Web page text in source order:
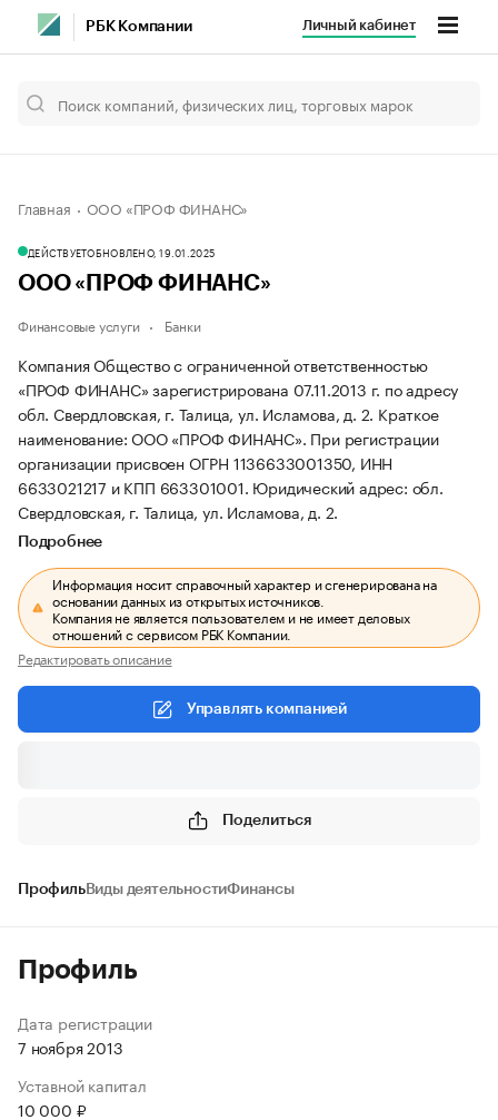
РБК Компании Личный кабинет
Главная ООО «ПРОФ ФИНАНС»
ДЕЙСТВУЕТОБНОВЛЕНО, 19.01.2025
ООО «ПРОФ ФИНАНС»
Финансовые услуги Банки
Компания Общество с ограниченной ответственностью
«ПРОФ ФИНАНС» зарегистрирована 07.11.2013 г. по адресу
обл. Свердловская, г. Талица, ул. Исламова, д. 2. Краткое
наименование: ООО «ПРОФ ФИНАНС». При регистрации
организации присвоен ОГРН 1136633001350, ИНН
6633021217 и КПП 663301001. Юридический адрес: обл.
Свердловская, г. Талица, ул. Исламова, д. 2.
Подробнее
Информация носит справочный характер и сгенерирована на
основании данных из открытых источников.
Компания не является пользователем и не имеет деловых
отношений с сервисом РБК Компании.
Редактировать описание
Управлять компанией
Поделиться
ПрофильВиды деятельностиФинансы
Профиль
Дата регистрации
7 ноября 2013
Уставной капитал
10 000 ₽